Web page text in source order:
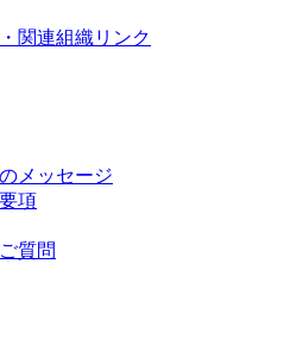
関連組織リンク
メッセージ
項
質問